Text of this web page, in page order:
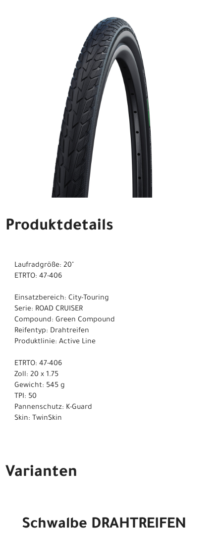
Produktdetails
Laufradgröße: 20"
ETRTO: 47-406
Einsatzbereich: City-Touring
Serie: ROAD CRUISER
Compound: Green Compound
Reifentyp: Drahtreifen
Produktlinie: Active Line
ETRTO: 47-406
Zoll: 20 x 1.75
Gewicht: 545 g
TPI: 50
Pannenschutz: K-Guard
Skin: TwinSkin
Varianten
Schwalbe DRAHTREIFEN